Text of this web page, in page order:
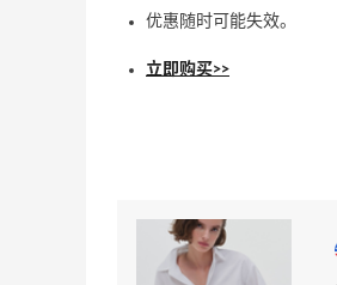
优惠随时可能失效。
立即购买>>